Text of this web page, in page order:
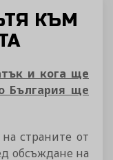
КЪМ
и кога ще
България ще
страните от
обсъждане на